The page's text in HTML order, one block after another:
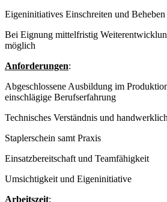
Eigeninitiatives Einschreiten und
Bei Eignung mittelfristig
möglich
Anforderungen:
Abgeschlossene Ausbildung im
einschlägige Berufserfahrung
Technisches Verständnis und
Staplerschein samt Praxis
Einsatzbereitschaft und Teamfähigkeit
Umsichtigkeit und Eigeninitiative
Arbeitszeit: